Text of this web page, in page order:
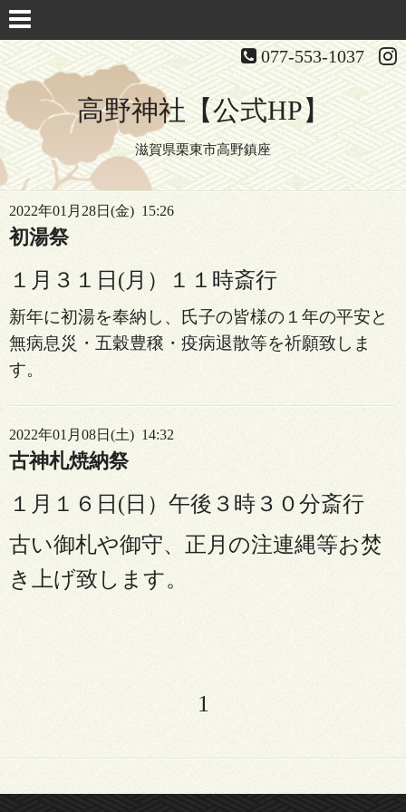
077-553-1037
高野神社【公式HP】
滋賀県栗東市高野鎮座
2022年01月28日(金) 15:26
初湯祭
１月３１日(月）１１時斎行
新年に初湯を奉納し、氏子の皆様の１年の平安と
無病息災・五穀豊穣・疫病退散等を祈願致しま
す。
2022年01月08日(土) 14:32
古神札焼納祭
１月１６日(日）午後３時３０分斎行
古い御札や御守、正月の注連縄等お焚
き上げ致します。
1